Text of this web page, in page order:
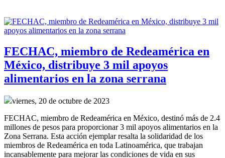
FECHAC, miembro de Redeamérica en
México, distribuye 3 mil apoyos
alimentarios en la zona serrana
viernes, 20 de octubre de 2023
FECHAC, miembro de Redeamérica en México, destinó más de 2.4
millones de pesos para proporcionar 3 mil apoyos alimentarios en la
Zona Serrana. Esta acción ejemplar resalta la solidaridad de los
miembros de Redeamérica en toda Latinoamérica, que trabajan
incansablemente para mejorar las condiciones de vida en sus